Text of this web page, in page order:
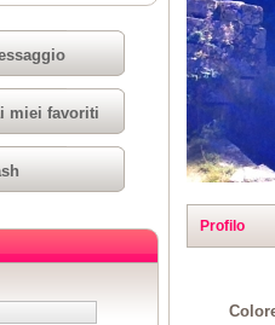
Profilo
miei favoriti